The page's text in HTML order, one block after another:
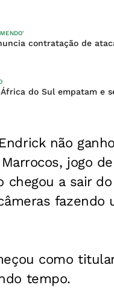
contratação de
do Sul empatam e
não
jogo
chegou a sair
fazendo
como
tempo.